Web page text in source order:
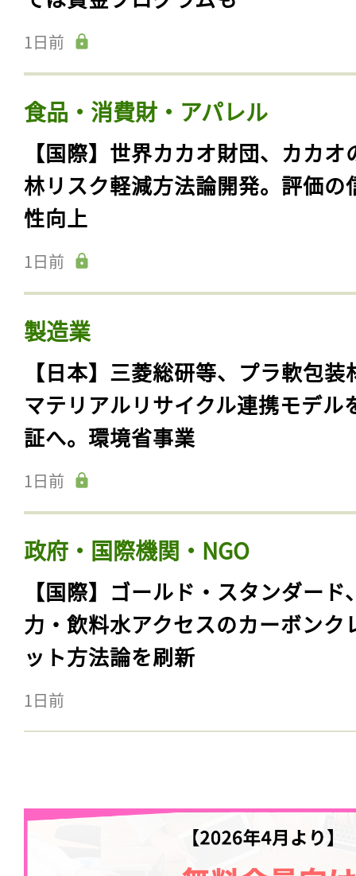
1日前
食品・消費財・アパレル
【国際】世界カカオ財団、カカオ
林リスク軽減方法論開発。評価の
性向上
1日前
製造業
【日本】三菱総研等、プラ軟包装
マテリアルリサイクル連携モデル
証へ。環境省事業
1日前
政府・国際機関・NGO
【国際】ゴールド・スタンダード
力・飲料水アクセスのカーボンク
ット方法論を刷新
1日前